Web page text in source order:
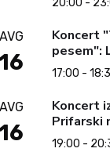
zabavne
20:00 -
Koncert
pesem":
17:00 -
Koncert
Prifarski
19:00 -